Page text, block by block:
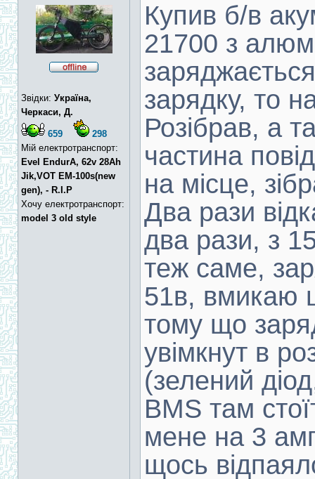
Звідки: Україна,
Черкаси, Д.
659
298
Мій електротранспорт:
Evel EndurA, 62v 28Ah
Jik,VOT EM-100s(new
gen), - R.I.P
Хочу електротранспорт:
model 3 old style
Купив б/в
21700 з
зарядку, то
Розібрав, а
частина
на місце,
Два рази
два рази, з
теж саме,
51в, вмикаю
тому що
увімкнут в
(зелений
BMS там
мене на 3
щось